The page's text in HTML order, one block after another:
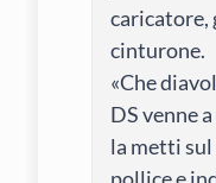
caricatore,
cinturone.
«Che
DS venne
la metti